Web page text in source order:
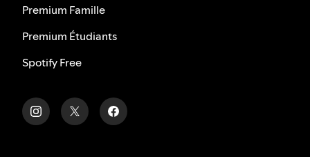
Premium Famille
Premium Étudiants
Spotify Free